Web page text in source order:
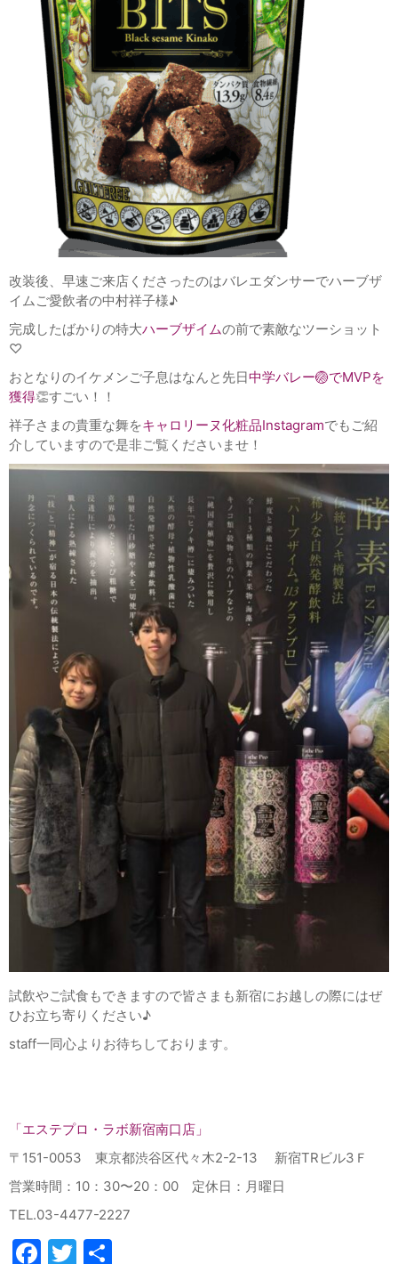
改装後、早速ご来店くださったのはバレエダンサーでハーブザ
イムご愛飲者の中村祥子様♪
完成したばかりの特大ハーブザイムの前で素敵なツーショット
♡
おとなりのイケメンご子息はなんと先日中学バレー🏐でMVPを
獲得👏すごい！！
祥子さまの貴重な舞をキャロリーヌ化粧品Instagramでもご紹
介していますので是非ご覧くださいませ！
試飲やご試食もできますので皆さまも新宿にお越しの際にはぜ
ひお立ち寄りください♪
staff一同心よりお待ちしております。
「エステプロ・ラボ新宿南口店」
〒 151-0053 東京都渋谷区代々木2-2-13 新宿TR ビル3 Ｆ
営業時間：10：30〜20：00 定休日：月曜日
TEL.03-4477-2227
Facebook
Twitter